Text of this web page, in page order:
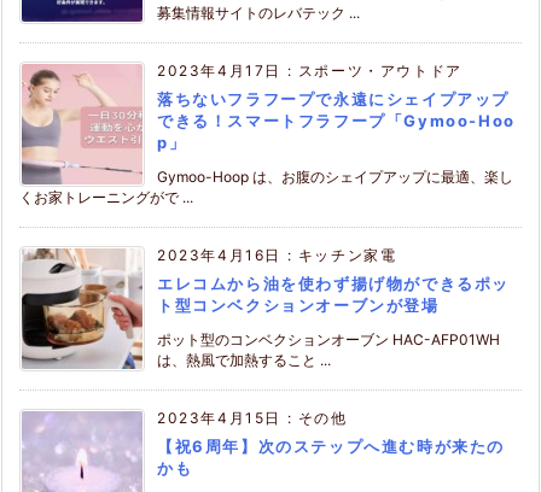
募集情報サイトのレバテック ...
2023年4月17日 : スポーツ・アウトドア
落ちないフラフープで永遠にシェイプアップ
できる！スマートフラフープ「Gymoo-Hoo
p」
Gymoo-Hoop は、お腹のシェイプアップに最適、楽し
くお家トレーニングがで ...
2023年4月16日 : キッチン家電
エレコムから油を使わず揚げ物ができるポッ
ト型コンベクションオーブンが登場
ポット型のコンベクションオーブン HAC-AFP01WH
は、熱風で加熱すること ...
2023年4月15日 : その他
【祝6周年】次のステップへ進む時が来たの
かも